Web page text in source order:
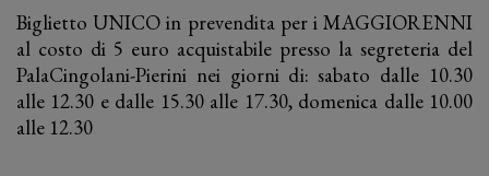
Biglietto UNICO in prevendita per i MAGGIORENNI
al costo di 5 euro acquistabile presso la segreteria del
PalaCingolani-Pierini nei giorni di: sabato dalle 10.30
alle 12.30 e dalle 15.30 alle 17.30, domenica dalle 10.00
alle 12.30